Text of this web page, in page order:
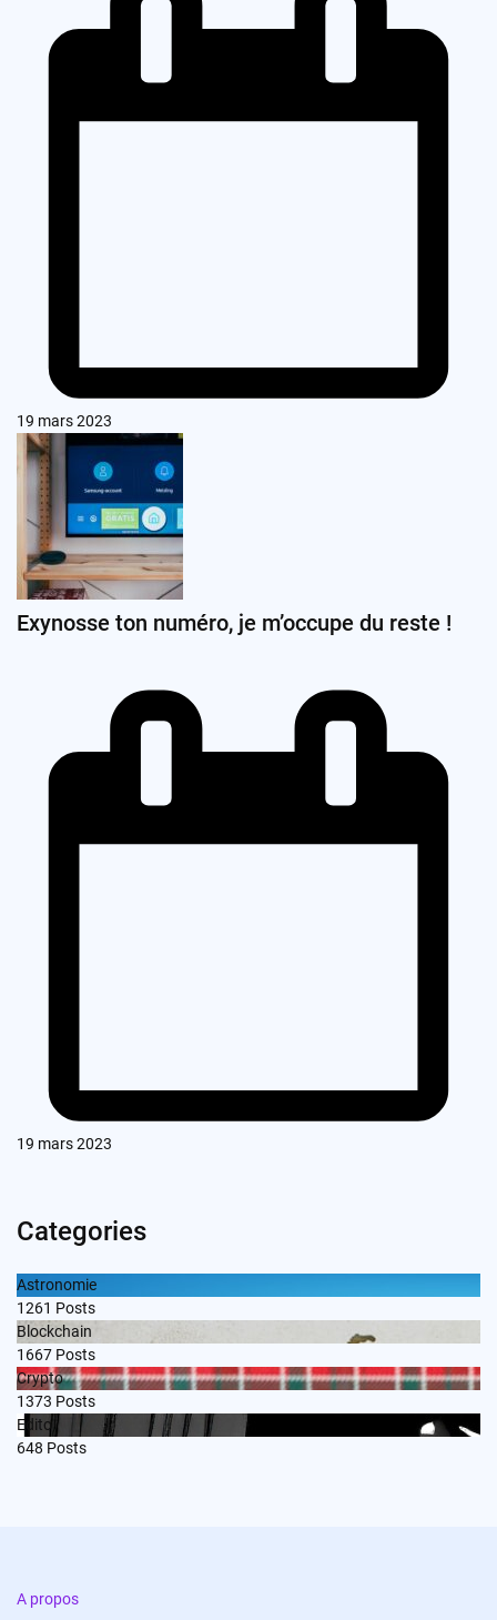
19 mars 2023
Exynosse ton numéro, je m’occupe du reste !
19 mars 2023
Categories
Astronomie
1261 Posts
Blockchain
1667 Posts
Crypto
1373 Posts
Edito
648 Posts
A propos